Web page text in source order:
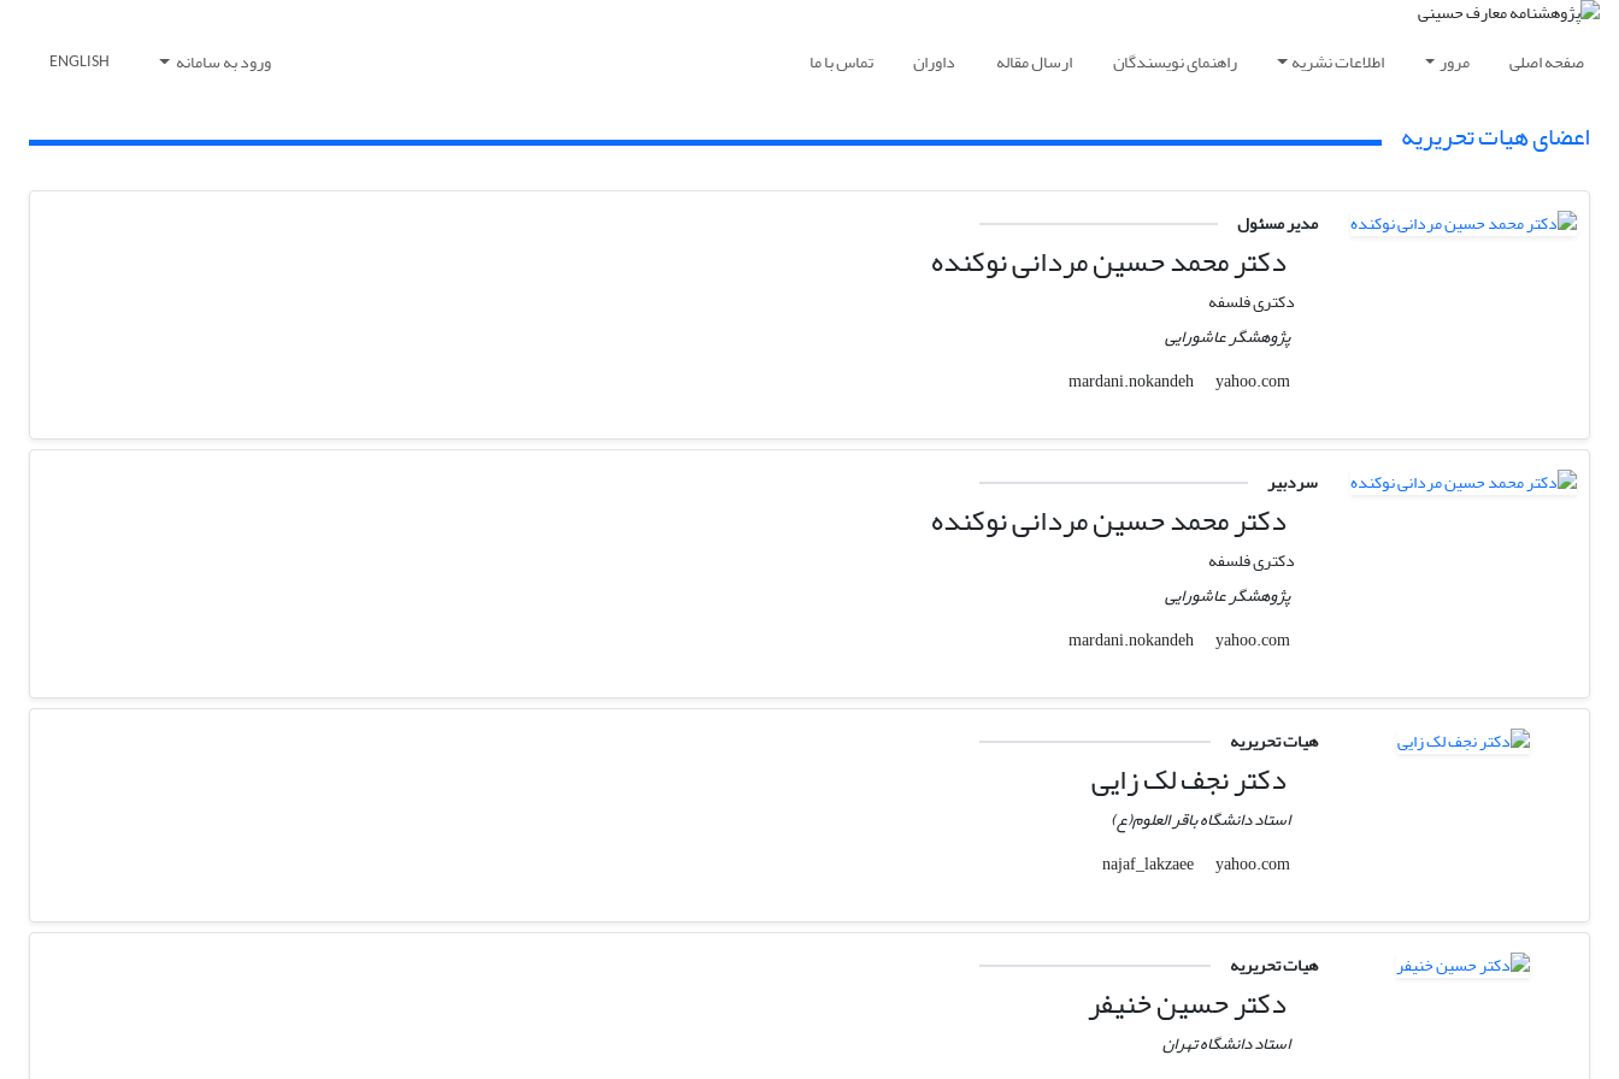
صفحه اصلی مرور اطلاعات نشریه راهنمای نویسندگان ارسال مقاله داوران تماس با ما ورود به سامانه ENGLISH
اعضای هیات تحریریه
مدیر مسئول
دکتر محمد حسین مردانی نوکنده
دکتری فلسفه
پژوهشگر عاشورایی
mardani.nokandeh
yahoo.com
سردبیر
دکتر محمد حسین مردانی نوکنده
دکتری فلسفه
پژوهشگر عاشورایی
mardani.nokandeh
yahoo.com
هیات تحریریه
دکتر نجف لک زایی
استاد دانشگاه باقر العلوم(ع)
najaf_lakzaee
yahoo.com
هیات تحریریه
دکتر حسین خنیفر
استاد دانشگاه تهران